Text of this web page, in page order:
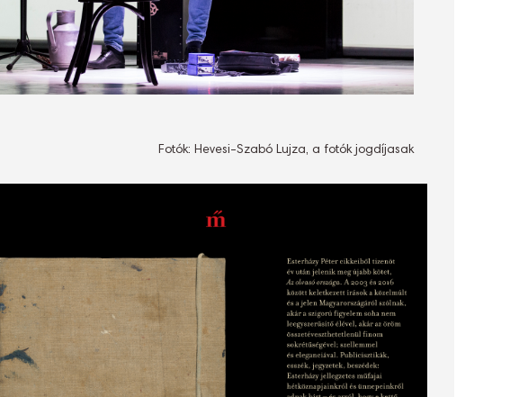
Fotók: Hevesi-Szabó Lujza, a fotók jogdíjasak